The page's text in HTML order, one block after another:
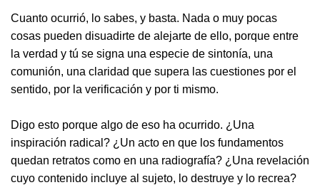
Cuanto ocurrió, lo sabes, y basta. Nada o muy pocas
cosas pueden disuadirte de alejarte de ello, porque entre
la verdad y tú se signa una especie de sintonía, una
comunión, una claridad que supera las cuestiones por el
sentido, por la verificación y por ti mismo.
Digo esto porque algo de eso ha ocurrido. ¿Una
inspiración radical? ¿Un acto en que los fundamentos
quedan retratos como en una radiografía? ¿Una revelación
cuyo contenido incluye al sujeto, lo destruye y lo recrea?